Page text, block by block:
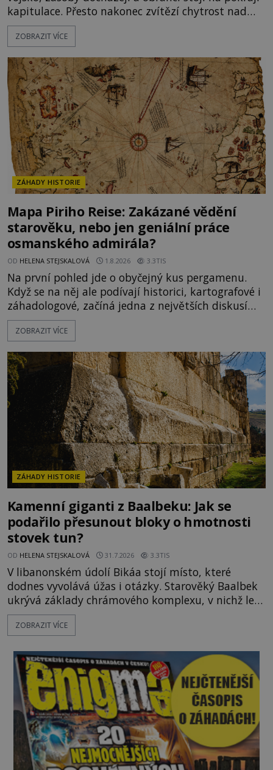
kapitulace. Přesto nakonec zvítězí chytrost nad
hrubou silou. Podle staré německé legendy vypustí
obyvatelé za hradby dobře živeného králíka, aby
dost. Čas pracuje pro obléhatele. Ve městě ubývají
zásoby a každý den znamená další porci strádá
ZOBRAZIT VÍCE
ZÁHADY HISTORIE
Mapa Piriho Reise: Zakázané vědění
starověku, nebo jen geniální práce
osmanského admirála?
OD HELENA STEJSKALOVÁ 1.8.2026 3.3TIS
Na první pohled jde o obyčejný kus pergamenu.
Když se na něj ale podívají historici, kartografové i
záhadologové, začíná jedna z největších diskusí
moderní historie. Osmanský admirál Piri Reis roku
1513 kreslí mapu světa, která překvapuje
ní vidí důkaz ztracené civilizace nebo dokonce
znalost Antarktidy dávno před jejím objevením.
Jiní tvrdí,
ZOBRAZIT VÍCE
ZÁHADY HISTORIE
Kamenní giganti z Baalbeku: Jak se
podařilo přesunout bloky o hmotnosti
stovek tun?
OD HELENA STEJSKALOVÁ 31.7.2026 3.3TIS
V libanonském údolí Bikáa stojí místo, které
dodnes vyvolává úžas i otázky. Starověký Baalbek
ukrývá základy chrámového komplexu, v nichž leží
kameny tak obrovské, že se zdá téměř nemožné je
přesunout. Některé bloky váží kolem tisíce tun,
kolosů dokonce odhadem až 1650 tun. Jak lidé bez
moderních strojů dokázali takové giganty vytesat,
dopravit a přesně u
ZOBRAZIT VÍCE